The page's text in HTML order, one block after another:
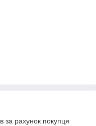
за рахунок покупця